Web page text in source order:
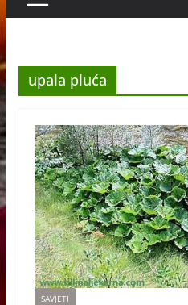
upala pluća
SAVJETI